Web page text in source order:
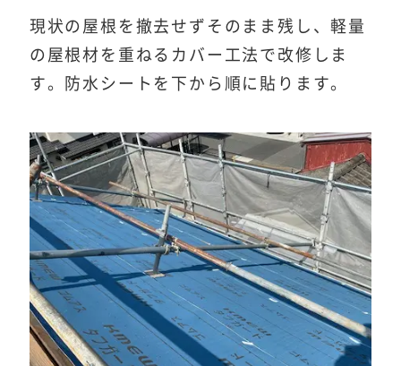
現状の屋根を撤去せずそのまま残し、軽量
の屋根材を重ねるカバー工法で改修しま
す。防水シートを下から順に貼ります。